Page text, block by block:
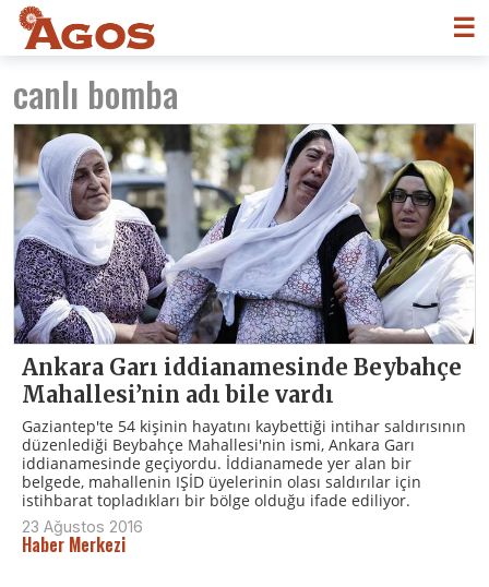
☰
canlı bomba
Ankara Garı iddianamesinde Beybahçe
Mahallesi’nin adı bile vardı
Gaziantep'te 54 kişinin hayatını kaybettiği intihar saldırısının
düzenlediği Beybahçe Mahallesi'nin ismi, Ankara Garı
iddianamesinde geçiyordu. İddianamede yer alan bir
belgede, mahallenin IŞİD üyelerinin olası saldırılar için
istihbarat topladıkları bir bölge olduğu ifade ediliyor.
23 Ağustos 2016
Haber Merkezi